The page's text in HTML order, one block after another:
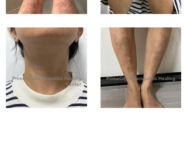
PrimeCity Naturopathic Healing
Center
PrimeCity Naturopathic Healing
Center